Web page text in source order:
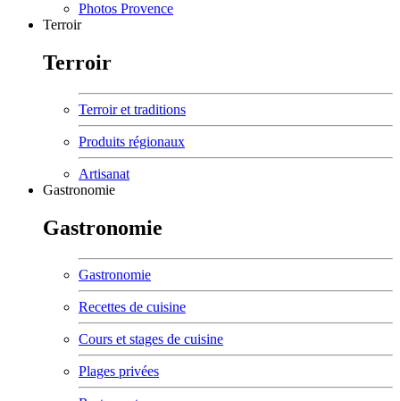
Photos Provence
Terroir
Terroir
Terroir et traditions
Produits régionaux
Artisanat
Gastronomie
Gastronomie
Gastronomie
Recettes de cuisine
Cours et stages de cuisine
Plages privées